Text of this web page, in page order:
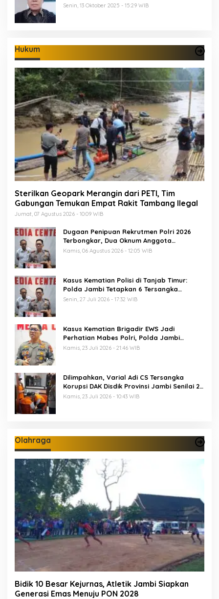
Senin, 13 Oktober 2025 - 15:29 WIB
Hukum
Sterilkan Geopark Merangin dari PETI, Tim
Gabungan Temukan Empat Rakit Tambang Ilegal
Jumat, 07 Agustus 2026 - 10:09 WIB
Dugaan Penipuan Rekrutmen Polri 2026
Terbongkar, Dua Oknum Anggota
Diamankan Propam Polda Jambi
Kamis, 06 Agustus 2026 - 12:05 WIB
Kasus Kematian Polisi di Tanjab Timur:
Polda Jambi Tetapkan 6 Tersangka
Termasuk 5 Anggota Polri
Senin, 27 Juli 2026 - 17:32 WIB
Kasus Kematian Brigadir EWS Jadi
Perhatian Mabes Polri, Polda Jambi
Periksa 18 Saksi
Kamis, 23 Juli 2026 - 21:46 WIB
Dilimpahkan, Varial Adi CS Tersangka
Korupsi DAK Disdik Provinsi Jambi Senilai 21
M Segera Disidang
Kamis, 23 Juli 2026 - 10:43 WIB
Olahraga
Bidik 10 Besar Kejurnas, Atletik Jambi Siapkan
Generasi Emas Menuju PON 2028